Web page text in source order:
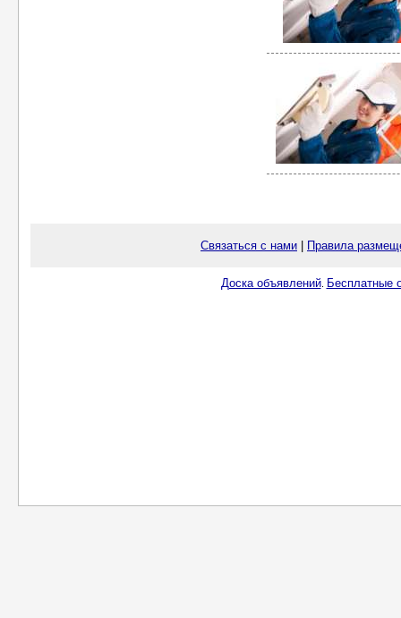
Связаться с нами Правила
Доска объявлений. Бесплатные